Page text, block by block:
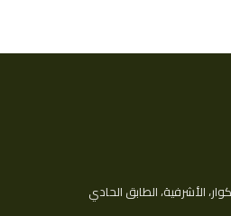
الأشرفية، الطابق الحادي